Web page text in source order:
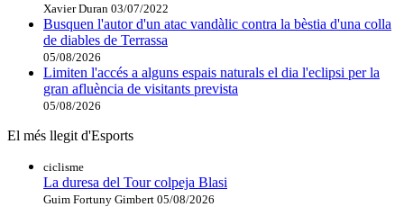
Xavier Duran 03/07/2022
Busquen l'autor d'un atac vandàlic contra la bèstia d'una colla
de diables de Terrassa
05/08/2026
Limiten l'accés a alguns espais naturals el dia l'eclipsi per la
gran afluència de visitants prevista
05/08/2026
El més llegit d'Esports
ciclisme
La duresa del Tour colpeja Blasi
Guim Fortuny Gimbert 05/08/2026